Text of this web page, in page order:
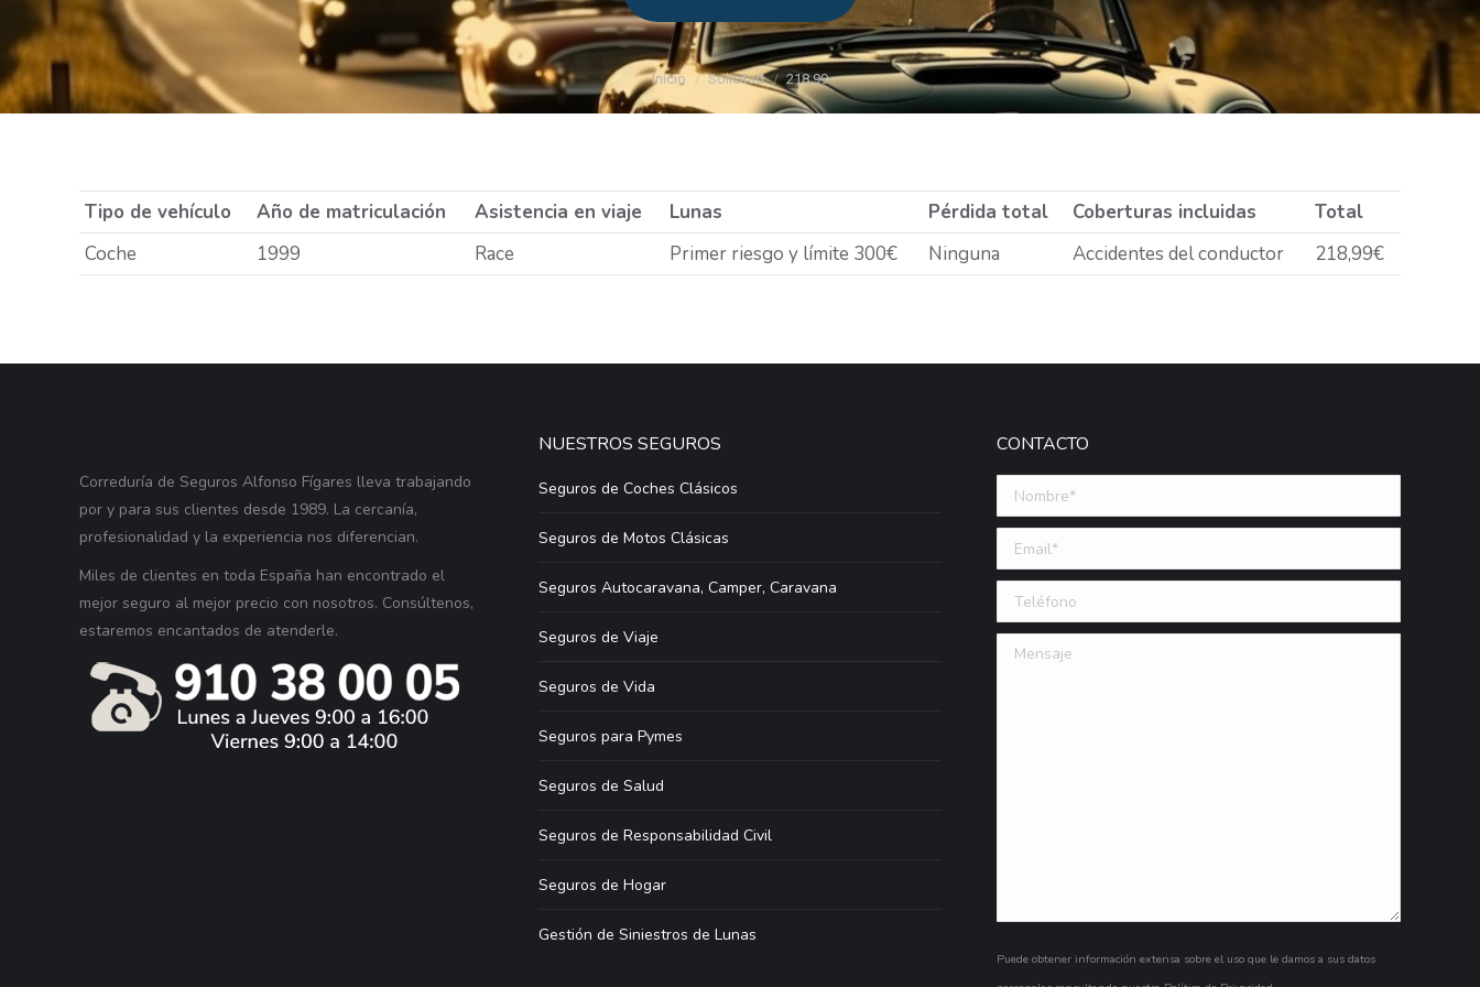
Estás aquí:
Inicio Solicitud 218.99
Tipo de vehículo Año de matriculación Asistencia en viaje Lunas Pérdida total Coberturas incluidas
Total
Coche
1999 Race Primer riesgo y límite 300€ Ninguna Accidentes del conductor 218,99€
Correduría de Seguros Alfonso Fígares lleva trabajando
por y para sus clientes desde 1989. La cercanía,
profesionalidad y la experiencia nos diferencian.
Miles de clientes en toda España han encontrado el
mejor seguro al mejor precio con nosotros. Consúltenos,
estaremos encantados de atenderle.
NUESTROS SEGUROS
Seguros de Coches Clásicos
Seguros de Motos Clásicas
Seguros Autocaravana, Camper, Caravana
Seguros de Viaje
Seguros de Vida
Seguros para Pymes
Seguros de Salud
Seguros de Responsabilidad Civil
Seguros de Hogar
Gestión de Siniestros de Lunas
CONTACTO
Nombre *
Email (requerido)
Teléfono
Mensaje
Puede obtener información extensa sobre el uso que le damos a sus datos